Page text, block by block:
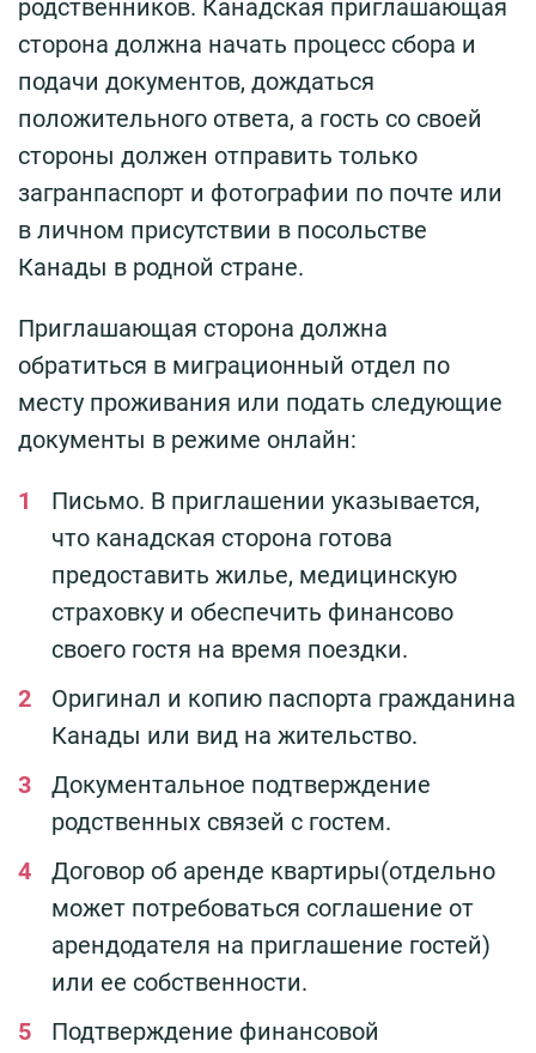
родственников. Канадская приглашающая
сторона должна начать процесс сбора и
подачи документов, дождаться
положительного ответа, а гость со своей
стороны должен отправить только
загранпаспорт и фотографии по почте или
в личном присутствии в посольстве
Канады в родной стране.
Приглашающая сторона должна
обратиться в миграционный отдел по
месту проживания или подать следующие
документы в режиме онлайн:
Письмо. В приглашении указывается,
что канадская сторона готова
предоставить жилье, медицинскую
страховку и обеспечить финансово
своего гостя на время поездки.
Оригинал и копию паспорта гражданина
Канады или вид на жительство.
Документальное подтверждение
родственных связей с гостем.
Договор об аренде квартиры(отдельно
может потребоваться соглашение от
арендодателя на приглашение гостей)
или ее собственности.
Подтверждение финансовой